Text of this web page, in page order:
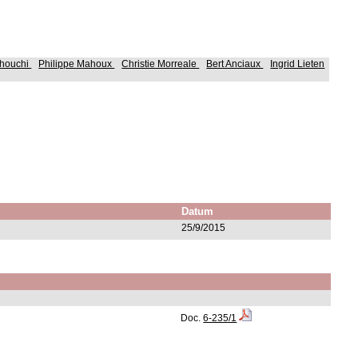
Philippe Mahoux Christie Morreale Bert Anciaux
Ingrid Lieten
Datum
25/9/2015
Doc.6-235/1